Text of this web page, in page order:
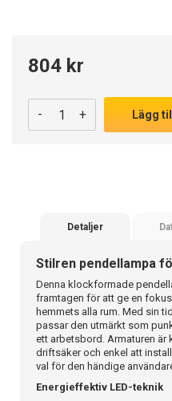
804 kr
- + Lägg
Detaljer
Stilren pendellampa
Denna klockformade
framtagen för att ge en
hemmets alla rum. Med sin
passar den utmärkt som
ett arbetsbord. Armaturen är
driftsäker och enkel att
val för den händige
Energieffektiv LED-teknik